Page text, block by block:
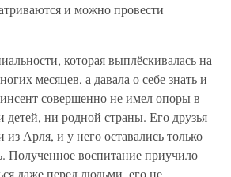
и можно провести
которая выплёскивалась на
месяцев, а давала о себе знать и
совершенно не имел опоры в
ни родной страны. Его друзья
Арля, и у него оставались только
Полученное воспитание приучило
даже перед людьми, его не